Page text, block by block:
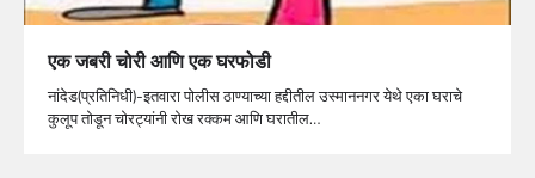
एक जबरी चोरी आणि एक घरफोडी
नांदेड(प्रतिनिधी)-इतवारा पोलीस ठाण्याच्या हद्दीतील उस्माननगर येथे एका घराचे
कुलूप तोडून चोरट्यांनी रोख रक्कम आणि घरातील…